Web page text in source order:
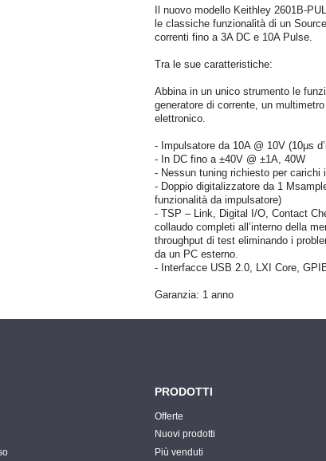
Il nuovo modello Keithley 2601B-
le classiche funzionalità di un
correnti fino a 3A DC e 10A Pulse.
Tra le sue caratteristiche:
Abbina in un unico strumento le
generatore di corrente, un
elettronico.
- Impulsatore da 10A @ 10V (10µs
- In DC fino a ±40V @ ±1A, 40W
- Nessun tuning richiesto per carichi
- Doppio digitalizzatore da 1
funzionalità da impulsatore)
- TSP – Link, Digital I/O, Contact
collaudo completi all’interno della
throughput di test eliminando i
da un PC esterno.
- Interfacce USB 2.0, LXI Core,
Garanzia: 1 anno
PRODOTTI
Offerte
Nuovi prodotti
Più venduti